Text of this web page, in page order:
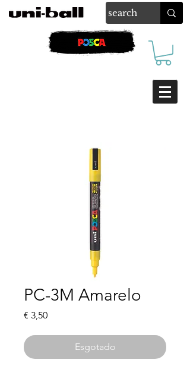
PC-3M Amarelo
€ 3,50Preço
Esgotado